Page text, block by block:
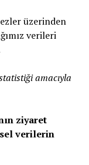
üzerinden
verileri
amacıyla
ziyaret
verilerin